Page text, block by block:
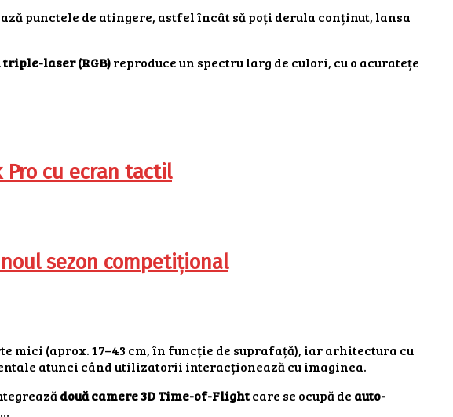
punctele de atingere, astfel încât să poți derula conținut, lansa
laser (RGB)reproduce un spectru larg de culori, cu o acuratețe
Pro cu ecran tactil
sezon competițional
mici (aprox. 17–43 cm, în funcție de suprafață), iar arhitectura cu
atunci când utilizatorii interacționează cu imaginea.
două camere 3D Time-of-Flightcare se ocupă de auto-